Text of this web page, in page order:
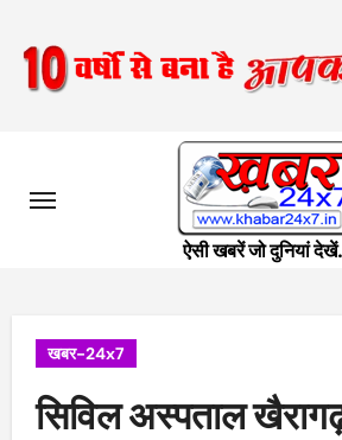
content
ऐसी खबरें जो दुनियां
खबर-24x7
सिविल अस्पताल